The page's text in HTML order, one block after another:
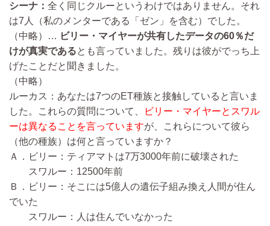
シーナ： 全く同じクルーというわけではありません。それ
は7人（私のメンターである「ゼン」を含む）でした。
（中略）… ビリー・マイヤーが共有したデータの60％だ
けが真実であるとも言っていました。残りは彼がでっち上
げたことだと聞きました。
（中略）
ルーカス：あなたは7つのET種族と接触していると言いま
した。これらの質問について、
ビリー・マイヤーとスワル
ーは異なることを言っていますが、これらについて彼ら
（他の種族）は何と言っていますか？
Ａ．ビリー：ティアマトは7万3000年前に破壊された
スワルー：12500年前
Ｂ．ビリー：そこには5億人の遺伝子組み換え人間が住ん
でいた
スワルー：人は住んでいなかった